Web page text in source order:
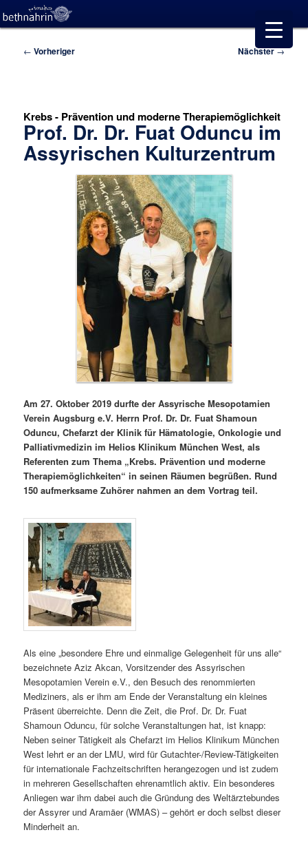
Beitragsnavigation
← Vorheriger Nächster→
Krebs - Prävention und moderne Therapiemöglichkeit
Prof. Dr. Dr. Fuat Oduncu im
Assyrischen Kulturzentrum
Am 27. Oktober 2019 durfte der Assyrische Mesopotamien
Verein Augsburg e.V. Herrn Prof. Dr. Dr. Fuat Shamoun
Oduncu, Chefarzt der Klinik für Hämatologie, Onkologie und
Palliativmedizin im Helios Klinikum München West, als
Referenten zum Thema „Krebs. Prävention und moderne
Therapiemöglichkeiten“ in seinen Räumen begrüßen. Rund
150 aufmerksame Zuhörer nahmen an dem Vortrag teil.
Als eine „besondere Ehre und einmalige Gelegenheit für uns alle“
bezeichnete Aziz Akcan, Vorsitzender des Assyrischen
Mesopotamien Verein e.V., den Besuch des renommierten
Mediziners, als er ihm am Ende der Veranstaltung ein kleines
Präsent überreichte. Denn die Zeit, die Prof. Dr. Dr. Fuat
Shamoun Oduncu, für solche Veranstaltungen hat, ist knapp:
Neben seiner Tätigkeit als Chefarzt im Helios Klinikum München
West lehrt er an der LMU, wird für Gutachter-/Review-Tätigkeiten
für internationale Fachzeitschriften herangezogen und ist zudem
in mehreren Gesellschaften ehrenamtlich aktiv. Ein besonderes
Anliegen war ihm dabei auch die Gründung des Weltärztebundes
der Assyrer und Aramäer (WMAS) – gehört er doch selbst dieser
Minderheit an.